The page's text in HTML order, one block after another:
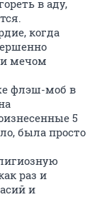
в аду,
когда
мечом
флэш-моб в
5
была просто
раз и
и